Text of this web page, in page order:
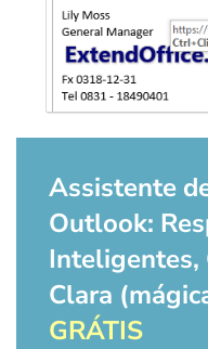
Assistente
Outlook:
Inteligentes,
Clara
GRÁTIS